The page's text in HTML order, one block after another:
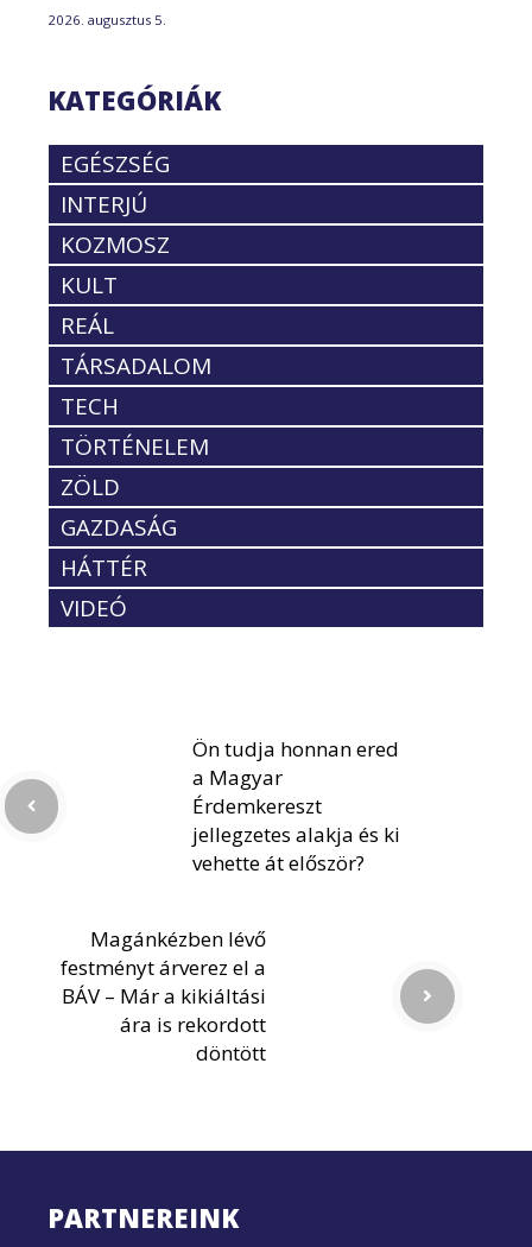
2026. augusztus 5.
KATEGÓRIÁK
EGÉSZSÉG
INTERJÚ
KOZMOSZ
KULT
REÁL
TÁRSADALOM
TECH
TÖRTÉNELEM
ZÖLD
GAZDASÁG
HÁTTÉR
VIDEÓ
Ön tudja honnan ered
a Magyar
Érdemkereszt
jellegzetes alakja és ki
vehette át először?
Magánkézben lévő
festményt árverez el a
BÁV – Már a kikiáltási
ára is rekordott
döntött
PARTNEREINK